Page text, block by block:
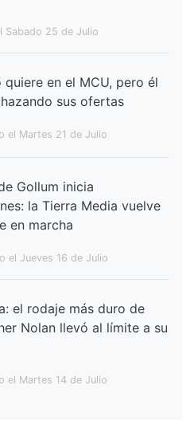
Sabado 25 de Julio
quiere en el MCU, pero él
sus ofertas
el Martes 21 de Julio
Gollum inicia
la Tierra Media vuelve
en marcha
el Jueves 16 de Julio
el rodaje más duro de
Nolan llevó al límite a su
el Martes 14 de Julio